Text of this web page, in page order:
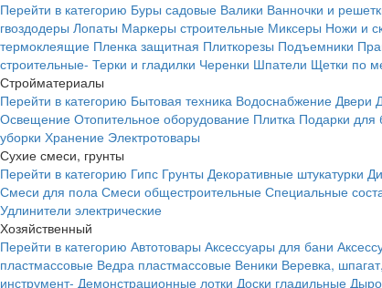
Перейти в категорию Буры садовые Валики Ванночки и
гвоздодеры Лопаты Маркеры строительные Миксеры Ножи и
термоклеящие Пленка защитная Плиткорезы Подъемники
строительные- Терки и гладилки Черенки Шпатели Щетки по
Стройматериалы
Перейти в категорию Бытовая техника Водоснабжение Двери
Освещение Отопительное оборудование Плитка Подарки для
уборки Хранение Электротовары
Сухие смеси, грунты
Перейти в категорию Гипс Грунты Декоративные штукатурки
Смеси для пола Смеси общестроительные Специальные
Удлинители электрические
Хозяйственный
Перейти в категорию Автотовары Аксессуары для бани
пластмассовые Ведра пластмассовые Веники Веревка,
инструмент- Демонстрационные лотки Доски гладильные